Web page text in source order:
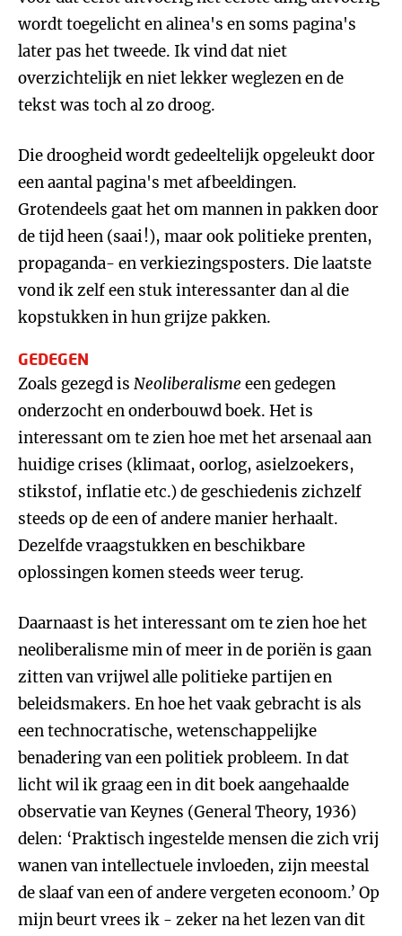
wordt toegelicht en alinea's en soms pagina's
later pas het tweede. Ik vind dat niet
overzichtelijk en niet lekker weglezen en de
tekst was toch al zo droog.
Die droogheid wordt gedeeltelijk opgeleukt door
een aantal pagina's met afbeeldingen.
Grotendeels gaat het om mannen in pakken door
de tijd heen (saai!), maar ook politieke prenten,
propaganda- en verkiezingsposters. Die laatste
vond ik zelf een stuk interessanter dan al die
kopstukken in hun grijze pakken.
GEDEGEN
Zoals gezegd is Neoliberalisme een gedegen
onderzocht en onderbouwd boek. Het is
interessant om te zien hoe met het arsenaal aan
huidige crises (klimaat, oorlog, asielzoekers,
stikstof, inflatie etc.) de geschiedenis zichzelf
steeds op de een of andere manier herhaalt.
Dezelfde vraagstukken en beschikbare
oplossingen komen steeds weer terug.
Daarnaast is het interessant om te zien hoe het
neoliberalisme min of meer in de poriën is gaan
zitten van vrijwel alle politieke partijen en
beleidsmakers. En hoe het vaak gebracht is als
een technocratische, wetenschappelijke
benadering van een politiek probleem. In dat
licht wil ik graag een in dit boek aangehaalde
observatie van Keynes (General Theory, 1936)
delen: ‘Praktisch ingestelde mensen die zich vrij
wanen van intellectuele invloeden, zijn meestal
de slaaf van een of andere vergeten econoom.’ Op
mijn beurt vrees ik - zeker na het lezen van dit